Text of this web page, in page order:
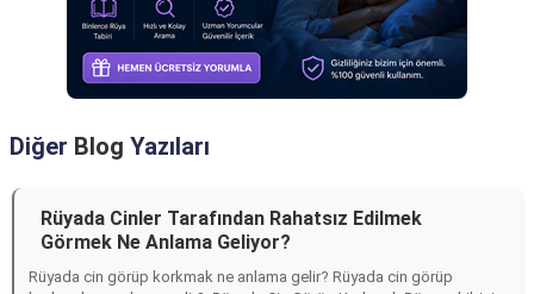
Diğer Blog Yazıları
Rüyada Cinler Tarafından Rahatsız Edilmek
Görmek Ne Anlama Geliyor?
Rüyada cin görüp korkmak ne anlama gelir? Rüyada cin görüp